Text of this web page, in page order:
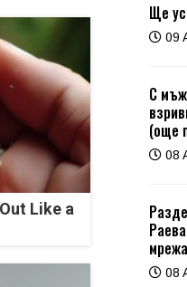
Like a
Ще
09
С
(още
08
08